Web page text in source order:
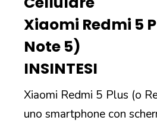
Xiaomi Redmi 5
Note 5)
INSINTESI
Xiaomi Redmi 5 Plus (o
uno smartphone con